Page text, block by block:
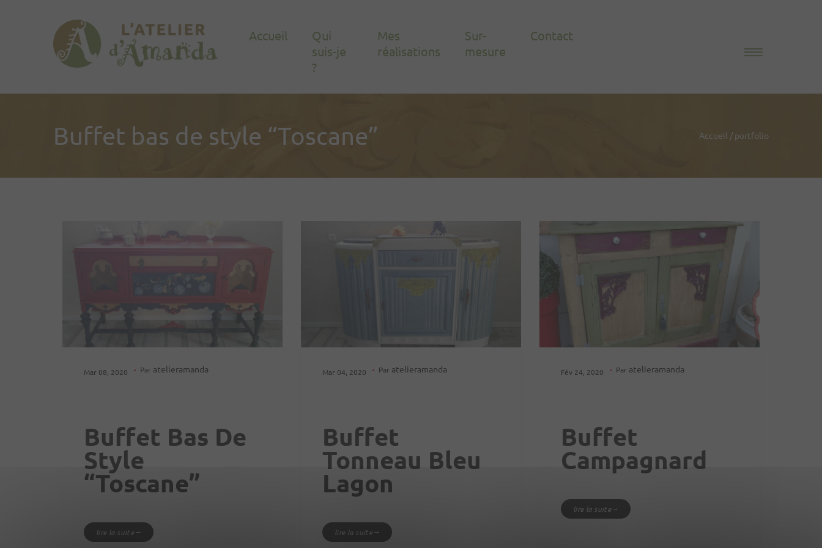
Accueil
Qui
suis-je
?
Mes
réalisations
Sur-
mesure
Contact
Buffet bas de style “Toscane” Accueil / portfolio
Mar 08, 2020 Par atelieramanda
Buffet Bas De
Style
“Toscane”
lire la suite
Mar 04, 2020 Par atelieramanda
Buffet
Tonneau Bleu
Lagon
lire la suite
Fév 24, 2020 Par atelieramanda
Buffet
Campagnard
lire la suite